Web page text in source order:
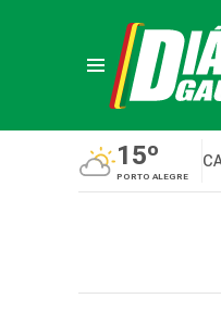
15º
PORTO ALEGRE